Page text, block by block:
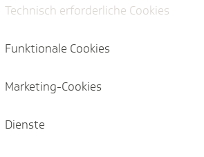
85 85
Technisch erforderliche Cookies
Funktionale Cookies
Marketing-Cookies
Dienste